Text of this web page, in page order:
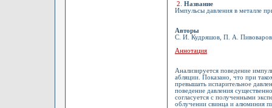
2
Название
Импульсы давления в металле
Авторы
С. И. Кудряшов, П. А.
Аннотация
Анализируется поведение
абляции. Показано, что при
превышать испарительное
поведение давления
согласуется с полученными
облучении свинца и